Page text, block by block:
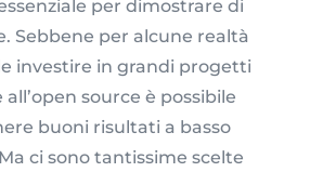
per dimostrare di
Sebbene per alcune realtà
investire in grandi progetti
all’open source è possibile
buoni risultati a basso
ci sono tantissime scelte